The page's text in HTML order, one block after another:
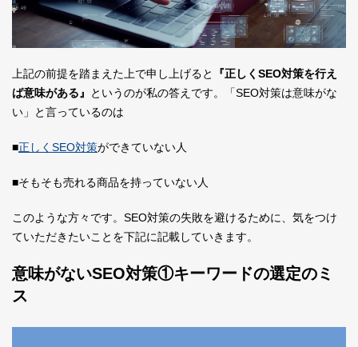
上記の前提を踏まえた上で申し上げると
『正しくSEO対策を行え
ば意味がある』
というのが私の答えです。「SEO対策は意味がな
い」と言っているのは
■正しくSEO対策ができていない人
■そもそも売れる商品を持っていない人
このような方々です。SEO対策の失敗を避けるために、気をつけ
ていただきたいことを下記に記載していきます。
意味がないSEO対策①キーワードの選定のミ
ス